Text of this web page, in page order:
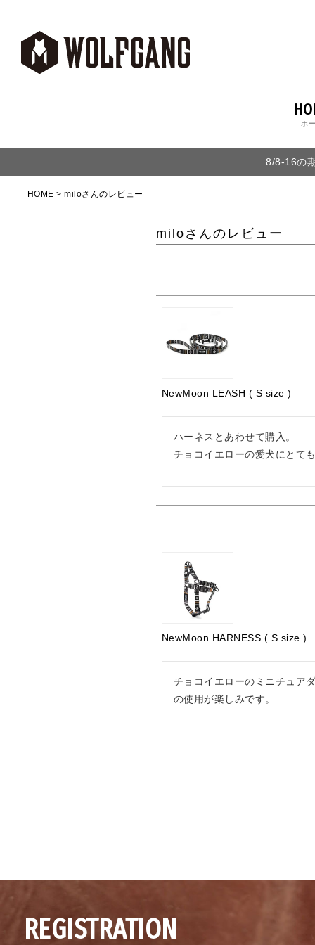
ホ
8/8-16の
HOME miloさんのレビュー
miloさんのレビュー
NewMoon LEASH ( S size )
ハーネスとあわせて購入。
チョコイエローの愛犬にとて
NewMoon HARNESS ( S size )
チョコイエローのミニチュア
の使用が楽しみです。
REGISTRATION